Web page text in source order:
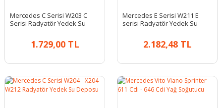
Mercedes C Serisi W203 C
Serisi Radyatör Yedek Su
1.729,00 TL
Mercedes E Serisi W211 E
serisi Radyatör Yedek Su
2.182,48 TL